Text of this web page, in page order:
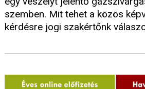
szemben. Mit tehet a közös
kérdésre jogi szakértőnk